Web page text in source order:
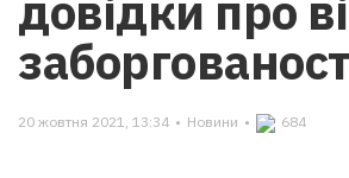
20 жовтня 2021, 13:34 • Новини • 684